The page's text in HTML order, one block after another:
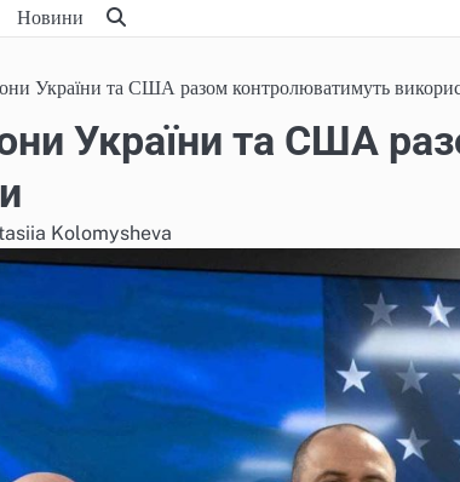
Новини
України та США разом контролюватимуть
України та США
Kolomysheva